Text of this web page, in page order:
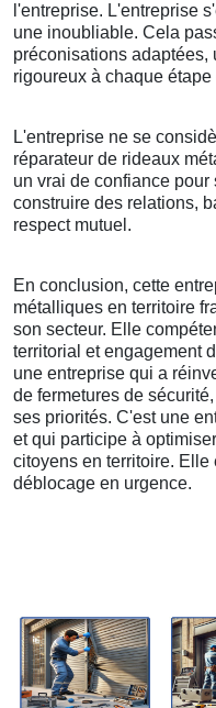
l'entreprise. L'entreprise
une inoubliable. Cela
préconisations adaptées,
rigoureux à chaque
L'entreprise ne se
réparateur de rideaux
un vrai de confiance
construire des relations,
respect mutuel.
En conclusion, cette
métalliques en territoire
son secteur. Elle
territorial et engagement
une entreprise qui a
de fermetures de
ses priorités. C'est une
et qui participe à
citoyens en territoire.
déblocage en urgence.